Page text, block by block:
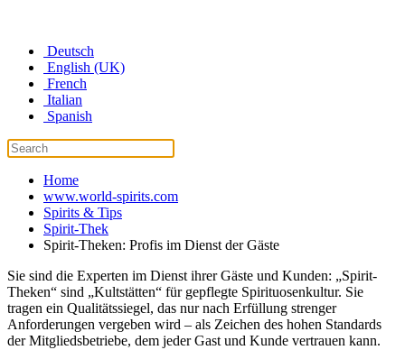
Deutsch
English (UK)
French
Italian
Spanish
Home
www.world-spirits.com
Spirits & Tips
Spirit-Thek
Spirit-Theken: Profis im Dienst der Gäste
Sie sind die Experten im Dienst ihrer Gäste und Kunden: „Spirit-
Theken“ sind „Kultstätten“ für gepflegte Spirituosenkultur. Sie
tragen ein Qualitätssiegel, das nur nach Erfüllung strenger
Anforderungen vergeben wird – als Zeichen des hohen Standards
der Mitgliedsbetriebe, dem jeder Gast und Kunde vertrauen kann.